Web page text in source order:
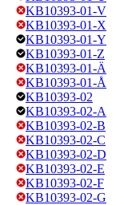
KB10393-01-V
KB10393-01-X
KB10393-01-Y
KB10393-01-Z
KB10393-01-Ä
KB10393-01-Å
KB10393-02
KB10393-02-A
KB10393-02-B
KB10393-02-C
KB10393-02-D
KB10393-02-E
KB10393-02-F
KB10393-02-G